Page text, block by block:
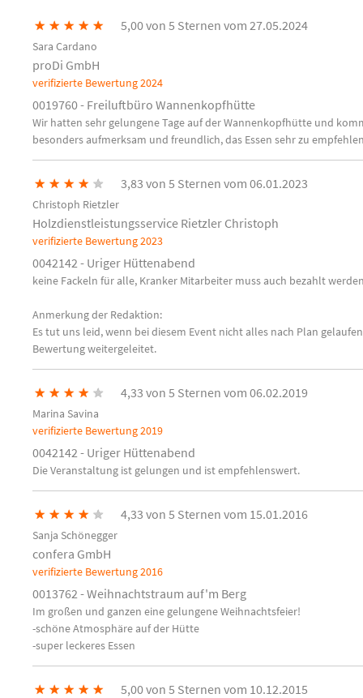
★ ★ ★ ★ ★ 5,00 von 5 Sternen vom 27.05.2024
Sara Cardano
proDi GmbH
verifizierte Bewertung2024
0019760 - Freiluftbüro Wannenkopfhütte
Wir hatten sehr gelungene Tage auf der Wannenkopfhütte und
besonders aufmerksam und freundlich, das Essen sehr zu
★ ★ ★ ★ ★ 3,83 von 5 Sternen vom 06.01.2023
Christoph Rietzler
Holzdienstleistungsservice Rietzler Christoph
verifizierte Bewertung2023
0042142 - Uriger Hüttenabend
keine Fackeln für alle, Kranker Mitarbeiter muss auch bezahlt
Anmerkung der Redaktion:
Es tut uns leid, wenn bei diesem Event nicht alles nach Plan
Bewertung weitergeleitet.
★ ★ ★ ★ ★ 4,33 von 5 Sternen vom 06.02.2019
Marina Savina
verifizierte Bewertung2019
0042142 - Uriger Hüttenabend
Die Veranstaltung ist gelungen und ist empfehlenswert.
★ ★ ★ ★ ★ 4,33 von 5 Sternen vom 15.01.2016
Sanja Schönegger
confera GmbH
verifizierte Bewertung2016
0013762 - Weihnachtstraum auf'm Berg
Im großen und ganzen eine gelungene Weihnachtsfeier!
-schöne Atmosphäre auf der Hütte
-super leckeres Essen
★ ★ ★ ★ ★ 5,00 von 5 Sternen vom 10.12.2015